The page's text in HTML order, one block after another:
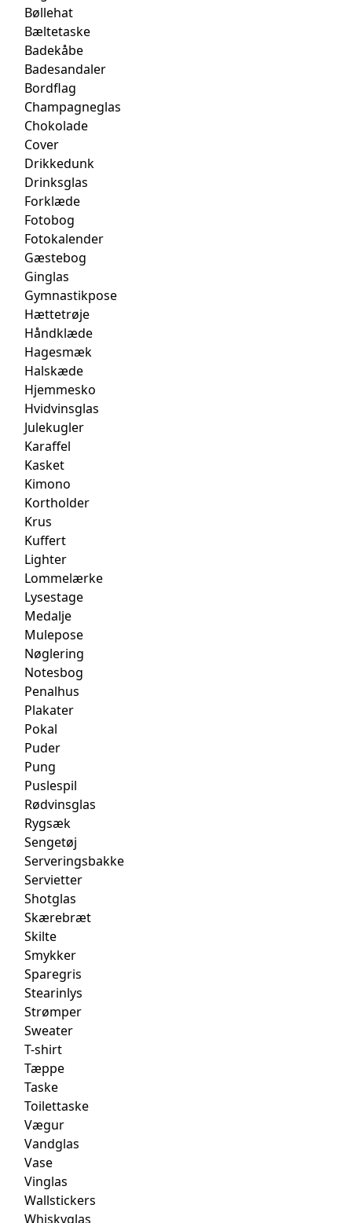
Bøllehat
Bæltetaske
Badekåbe
Badesandaler
Bordflag
Champagneglas
Chokolade
Cover
Drikkedunk
Drinksglas
Forklæde
Fotobog
Fotokalender
Gæstebog
Ginglas
Gymnastikpose
Hættetrøje
Håndklæde
Hagesmæk
Halskæde
Hjemmesko
Hvidvinsglas
Julekugler
Karaffel
Kasket
Kimono
Kortholder
Krus
Kuffert
Lighter
Lommelærke
Lysestage
Medalje
Mulepose
Nøglering
Notesbog
Penalhus
Plakater
Pokal
Puder
Pung
Puslespil
Rødvinsglas
Rygsæk
Sengetøj
Serveringsbakke
Servietter
Shotglas
Skærebræt
Skilte
Smykker
Sparegris
Stearinlys
Strømper
Sweater
T-shirt
Tæppe
Taske
Toilettaske
Vægur
Vandglas
Vase
Vinglas
Wallstickers
Whiskyglas